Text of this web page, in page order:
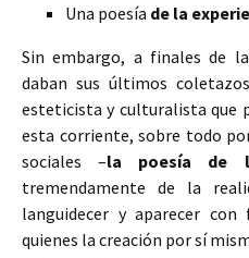
Una poesía de la
Sin embargo, a finales de
daban sus últimos
esteticista y culturalista que
esta corriente, sobre todo
sociales –la poesía de
tremendamente de la
languidecer y aparecer con
quienes la creación por sí